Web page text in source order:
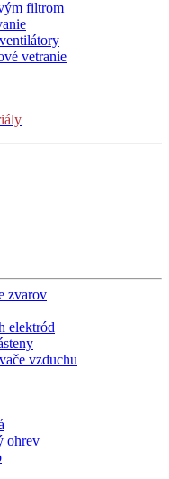
filtrom
vetranie
zvarov
elektród
vzduchu
ohrev